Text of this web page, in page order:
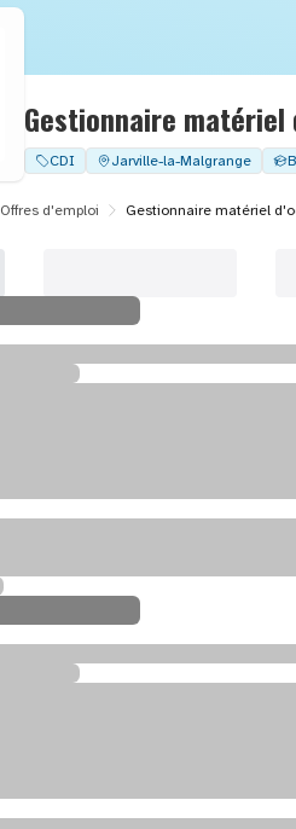
Gestionnaire matériel
CDI Jarville-la-Malgrange
Offres d'emploi Gestionnaire matériel